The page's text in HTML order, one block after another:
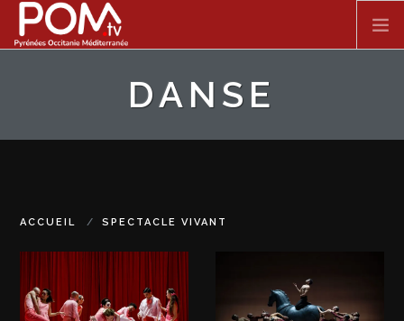
SPECTACLE VIVANT
SÉRIES
DANSE
ACCUEIL SPECTACLE VIVANT